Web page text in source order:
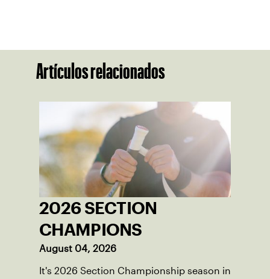
Artículos relacionados
2026 SECTION
CHAMPIONS
August 04, 2026
It's 2026 Section Championship season in